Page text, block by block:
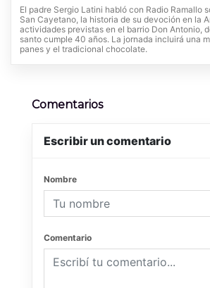
El padre Sergio Latini habló con Radio Ramallo
San Cayetano, la historia de su devoción en la
actividades previstas en el barrio Don Antonio,
santo cumple 40 años. La jornada incluirá una
panes y el tradicional chocolate.
Comentarios
Escribir un comentario
Nombre
Comentario